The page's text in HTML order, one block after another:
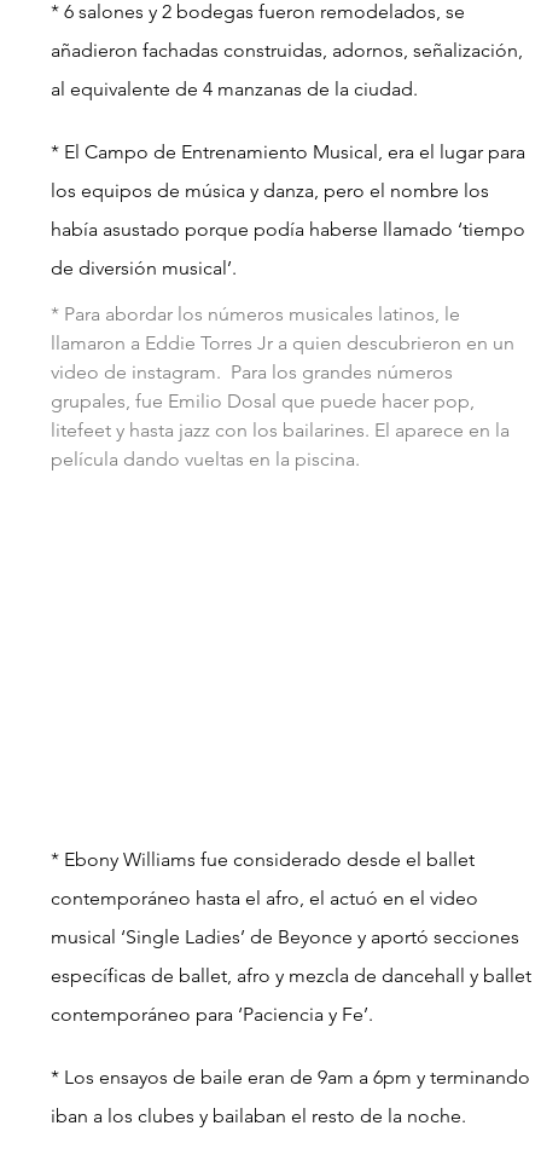
* 6 salones y 2 bodegas fueron remodelados, se
añadieron fachadas construidas, adornos, señalización,
al equivalente de 4 manzanas de la ciudad.
* El Campo de Entrenamiento Musical, era el lugar para
los equipos de música y danza, pero el nombre los
había asustado porque podía haberse llamado ‘tiempo
de diversión musical’.
* Para abordar los números musicales latinos, le
llamaron a Eddie Torres Jr a quien descubrieron en un
video de instagram.  Para los grandes números
grupales, fue Emilio Dosal que puede hacer pop,
litefeet y hasta jazz con los bailarines. El aparece en la
película dando vueltas en la piscina.
* Ebony Williams fue considerado desde el ballet
contemporáneo hasta el afro, el actuó en el video
musical ‘Single Ladies’ de Beyonce y aportó secciones
específicas de ballet, afro y mezcla de dancehall y ballet
contemporáneo para ‘Paciencia y Fe’.
* Los ensayos de baile eran de 9am a 6pm y terminando
iban a los clubes y bailaban el resto de la noche.